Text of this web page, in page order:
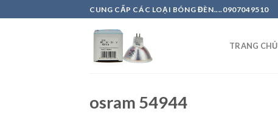
to
CUNG CẤP CÁC LOẠI BÓNG ĐÈN....0907049510
TRANG CHỦ
osram 54944